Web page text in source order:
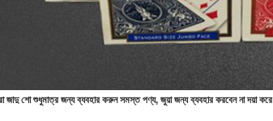
জাদু শো শুধুমাত্র জন্য ব্যবহার করুন সমস্ত পণ্য, জুয়া জন্য ব্যবহার করবেন না দয়া করে